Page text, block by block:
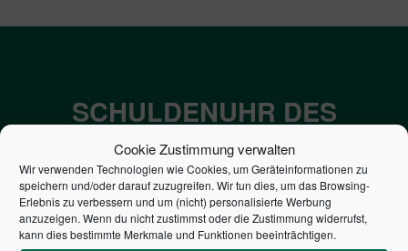
Cookie Zustimmung verwalten
Wir verwenden Technologien wie Cookies, um Geräteinformationen zu
speichern und/oder darauf zuzugreifen. Wir tun dies, um das Browsing-
Erlebnis zu verbessern und um (nicht) personalisierte Werbung
anzuzeigen. Wenn du nicht zustimmst oder die Zustimmung widerrufst,
kann dies bestimmte Merkmale und Funktionen beeinträchtigen.
SCHULDENUHR DES
BUNDES DER
STEUERZAHLER
7,052€